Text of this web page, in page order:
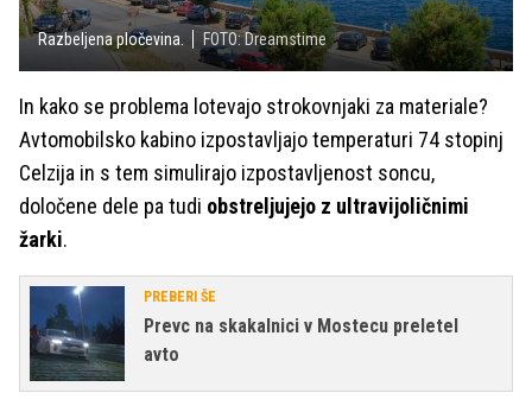
Razbeljena pločevina. FOTO: Dreamstime
In kako se problema lotevajo strokovnjaki za materiale?
Avtomobilsko kabino izpostavljajo temperaturi 74 stopinj
Celzija in s tem simulirajo izpostavljenost soncu,
določene dele pa tudi obstreljujejo z ultravijoličnimi
žarki.
PREBERI ŠE
Prevc na skakalnici v Mostecu preletel
avto